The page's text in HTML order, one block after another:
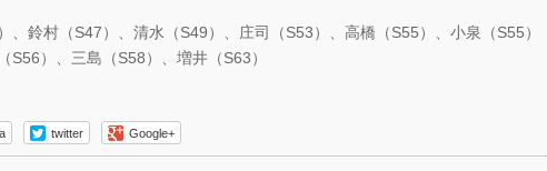
鈴村（S47）、清水（S49）、庄司（S53）、高橋（S55）、小泉（S55）
S56）、三島（S58）、増井（S63）
twitter Google+